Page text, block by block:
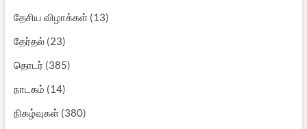
தேசிய விழாக்கள்(13)
தேர்தல்(23)
தொடர் (385)
நாடகம் (14)
நிகழ்வுகள்(380)